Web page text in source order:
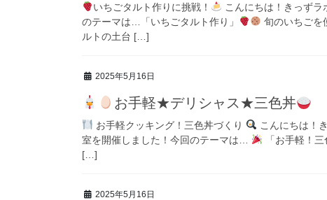
いちごタルト作りに挑戦！ こんにちは！きっずラ
のテーマは…「いちごタルト作り」
旬のいちごを
ルトの土台 […]
2025年5月16日
お手軽★デリシャス★三色丼
お手軽クッキング！三色丼づくり こんにちは！
室を開催しました！今回のテーマは…
「お手軽！三
[…]
2025年5月16日